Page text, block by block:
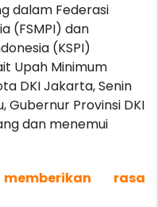
dalam Federasi
(FSMPI) dan
(KSPI)
Upah Minimum
DKI Jakarta, Senin
Gubernur Provinsi DKI
dan menemui
rasa